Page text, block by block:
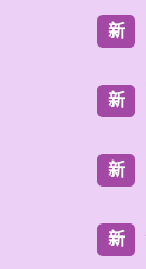
新
新
新
新